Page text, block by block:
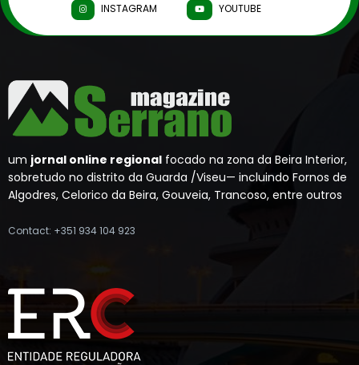
INSTAGRAM
YOUTUBE
um jornal online regional focado na zona da Beira Interior,
sobretudo no distrito da Guarda /Viseu— incluindo Fornos de
Algodres, Celorico da Beira, Gouveia, Trancoso, entre outros
Contact: +351 934 104 923